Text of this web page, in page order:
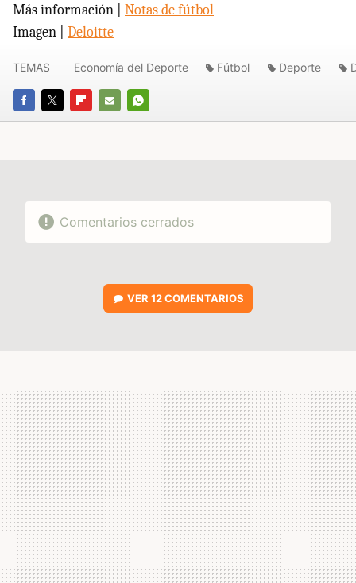
Más información | Notas de fútbol
Imagen | Deloitte
FACEBOOK
TWITTERFLIPBOARD
E-
WHATSAPP
TEMAS Economía del Deporte Fútbol Deporte
Comentarios cerrados
VER12 COMENTARIOS